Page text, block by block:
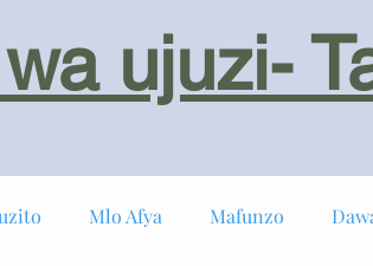
ujuzi-
Mlo Afya Mafunzo